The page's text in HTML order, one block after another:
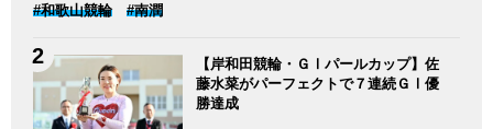
#和歌山競輪 #南潤
【岸和田競輪・ＧⅠパールカップ】佐
藤水菜がパーフェクトで７連続ＧⅠ優
勝達成